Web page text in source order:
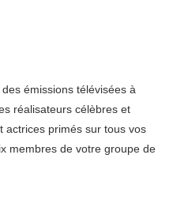
émissions télévisées à
réalisateurs célèbres et
actrices primés sur tous vos
membres de votre groupe de